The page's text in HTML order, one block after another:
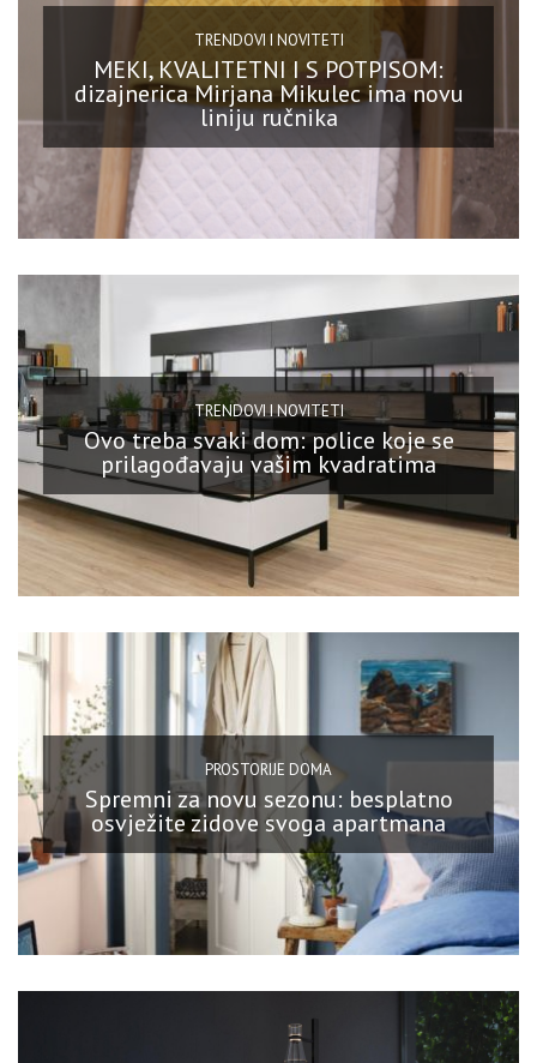
TRENDOVI I NOVITETI
MEKI, KVALITETNI I S POTPISOM:
dizajnerica Mirjana Mikulec ima novu
liniju ručnika
TRENDOVI I NOVITETI
Ovo treba svaki dom: police koje se
prilagođavaju vašim kvadratima
PROSTORIJE DOMA
Spremni za novu sezonu: besplatno
osvježite zidove svoga apartmana